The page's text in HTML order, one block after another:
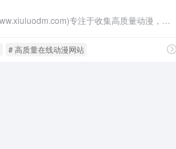
# 高质量在线动漫网站